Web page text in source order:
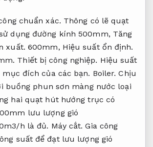
chuẩn xác. Thông có lẽ quạt
dụng đường kính 500mm, Tăng
xuất. 600mm, Hiệu suất ổn định.
Thiết bị công nghiệp. Hiệu suất
mục đích của các bạn. Boiler. Chịu
buồng phun sơn màng nước loại
hai quạt hút hướng trục có
lưu lượng gió
h là đủ. Máy cắt. Gia công
suất để đạt lưu lượng gió